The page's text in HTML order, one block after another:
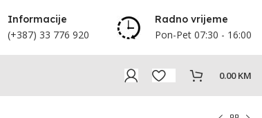
Informacije
(+387) 33 776 920
Radno vrijeme
Pon-Pet 07:30 - 16:00
0.00KM